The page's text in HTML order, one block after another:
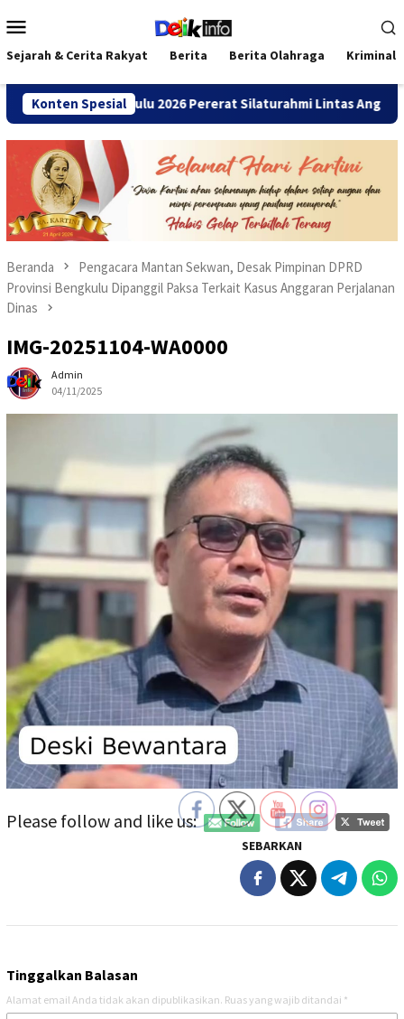
ke
kontenMobile
Sejarah & Cerita Rakyat Berita Berita Olahraga Kriminal
Konten Spesial
Bengkulu 2026 Pererat Silaturahmi Lintas Angkatan
Beranda
Pengacara Mantan Sekwan, Desak Pimpinan DPRD
Provinsi Bengkulu Dipanggil Paksa Terkait Kasus Anggaran Perjalanan
Dinas
IMG-20251104-WA0000
Admin
04/11/2025
Please follow and like us:
SEBARKAN
Tinggalkan Balasan
Alamat email Anda tidak akan dipublikasikan. Ruas yang wajib ditandai *